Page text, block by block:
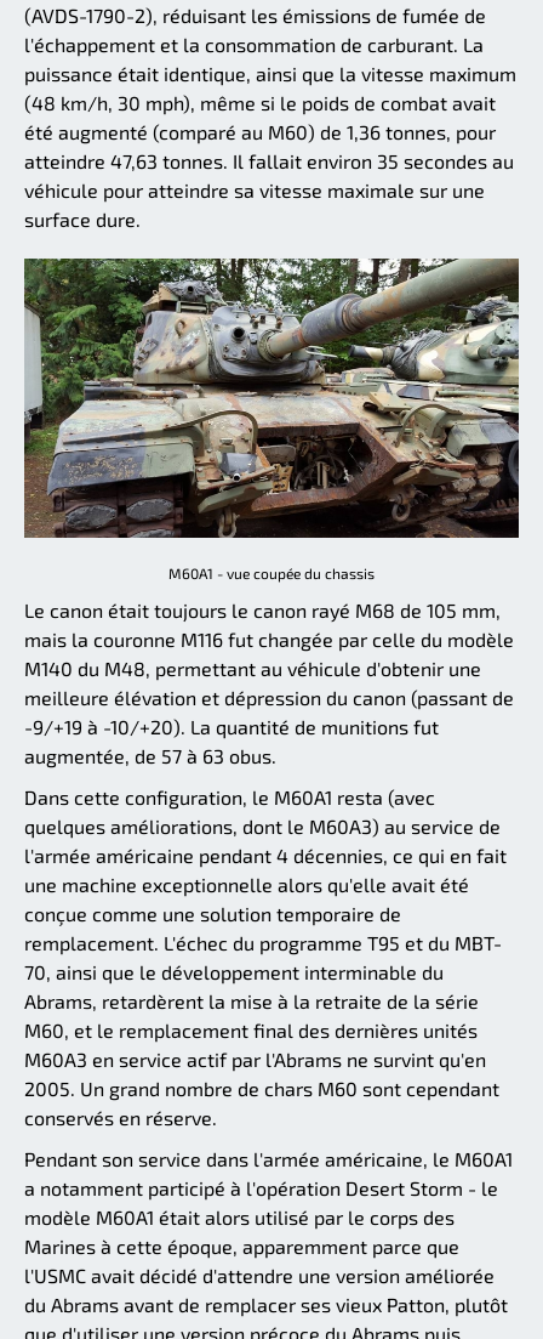
(AVDS-1790-2), réduisant les émissions de fumée de
l'échappement et la consommation de carburant. La
puissance était identique, ainsi que la vitesse maximum
(48 km/h, 30 mph), même si le poids de combat avait
été augmenté (comparé au M60) de 1,36 tonnes, pour
atteindre 47,63 tonnes. Il fallait environ 35 secondes au
véhicule pour atteindre sa vitesse maximale sur une
surface dure.
M60A1 - vue coupée du chassis
Le canon était toujours le canon rayé M68 de 105 mm,
mais la couronne M116 fut changée par celle du modèle
M140 du M48, permettant au véhicule d'obtenir une
meilleure élévation et dépression du canon (passant de
-9/+19 à -10/+20). La quantité de munitions fut
augmentée, de 57 à 63 obus.
Dans cette configuration, le M60A1 resta (avec
quelques améliorations, dont le M60A3) au service de
l'armée américaine pendant 4 décennies, ce qui en fait
une machine exceptionnelle alors qu'elle avait été
conçue comme une solution temporaire de
remplacement. L'échec du programme T95 et du MBT-
70, ainsi que le développement interminable du
Abrams, retardèrent la mise à la retraite de la série
M60, et le remplacement final des dernières unités
M60A3 en service actif par l'Abrams ne survint qu'en
2005. Un grand nombre de chars M60 sont cependant
conservés en réserve.
Pendant son service dans l'armée américaine, le M60A1
a notamment participé à l'opération Desert Storm - le
modèle M60A1 était alors utilisé par le corps des
Marines à cette époque, apparemment parce que
l'USMC avait décidé d'attendre une version améliorée
du Abrams avant de remplacer ses vieux Patton, plutôt
que d'utiliser une version précoce du Abrams puis